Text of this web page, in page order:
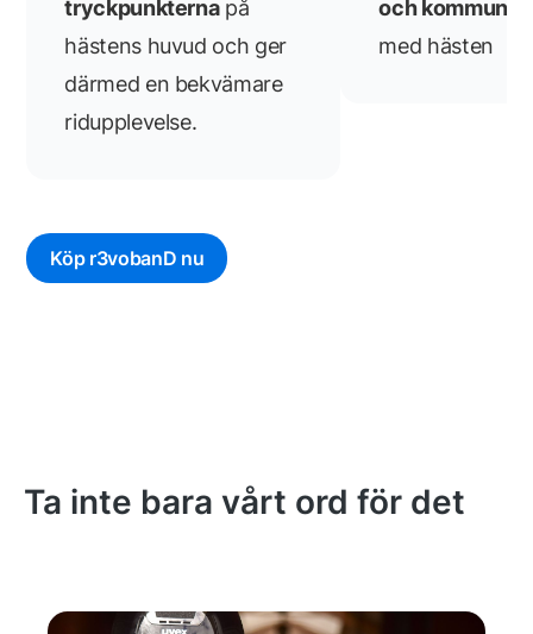
tryckpunkternapå
hästens huvud och ger
därmed en bekvämare
ridupplevelse.
och
med hästen
Köp r3vobanD nu
Ta inte bara vårt ord för det